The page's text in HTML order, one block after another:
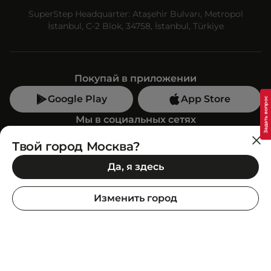
SuperStep Headquarter: Ataşehir Bulvarı, Metropol
İstanbul, C-2 Blok, 34758, İstanbul, Türkiye
Покупай в приложении
Google Play
App Store
Мы в социальных сетях
Позвони нам
+7 (499) 350-55-33
C 10:00 до 19:00
SuperStep-бот
Твой город Москва?
Да, я здесь
Изменить город